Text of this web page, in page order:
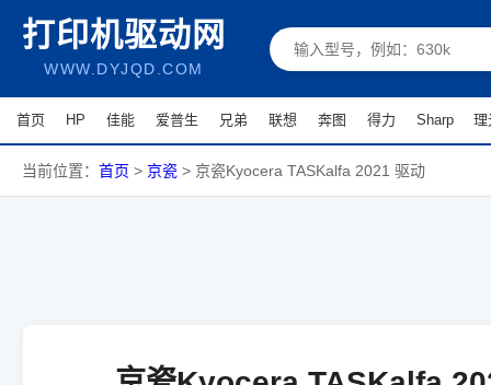
打印机驱动网
WWW.DYJQD.COM
首页 HP 佳能 爱普生 兄弟 联想 奔图 得力 Sharp 理
当前位置： 首页 > 京瓷 > 京瓷Kyocera TASKalfa 2021 驱动